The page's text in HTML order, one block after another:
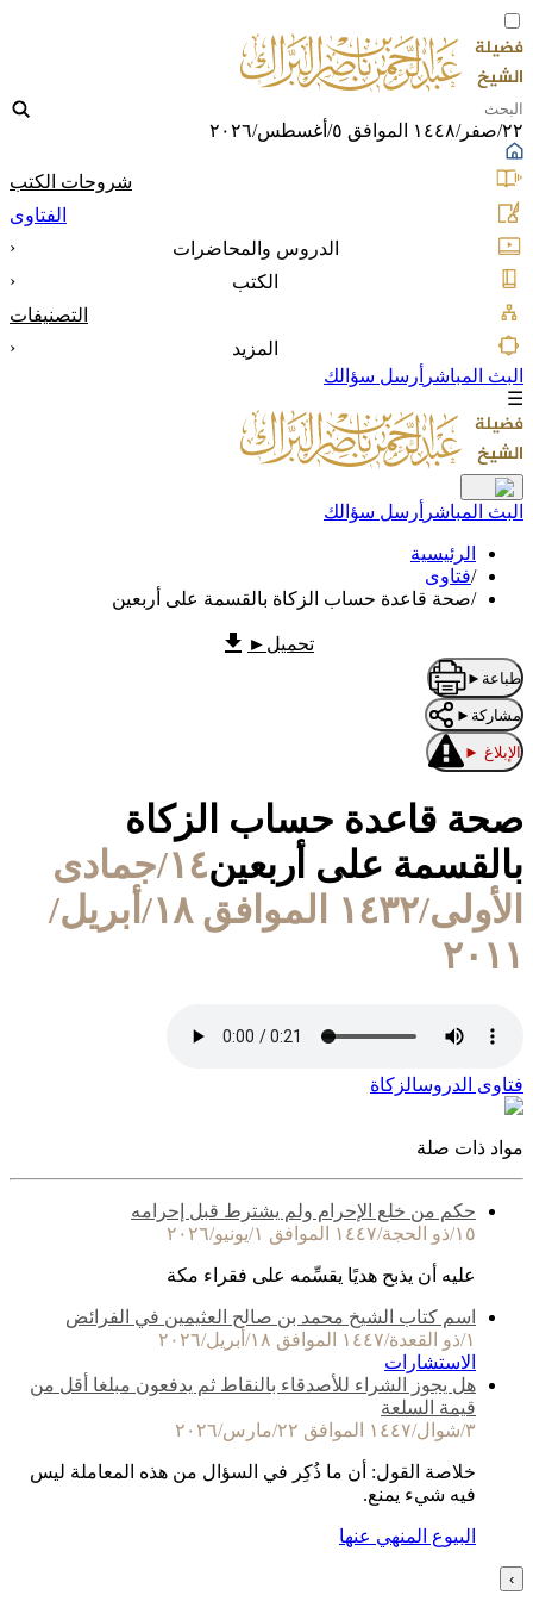
٢٢/صفر/١٤٤٨ الموافق ٥/أغسطس/٢٠٢٦
شروحات الكتب
الفتاوى
الدروس والمحاضرات
‹
الكتب
‹
التصنيفات
المزيد
‹
البث المباشر أرسل سؤالك
☰
البث المباشر أرسل سؤالك
الرئيسية
/فتاوى
/صحة قاعدة حساب الزكاة بالقسمة على أربعين
تحميل ►
طباعة ►
مشاركة ►
الإبلاغ ►
صحة قاعدة حساب الزكاة
بالقسمة على أربعين
١٤/جمادى
الأولى/١٤٣٢ الموافق ١٨/أبريل/
٢٠١١
فتاوى الدروسالزكاة
مواد ذات صلة
حكم من خلع الإحرام ولم يشترط قبل إحرامه
١٥/ذو الحجة/١٤٤٧ الموافق ١/يونيو/٢٠٢٦
عليه أن يذبح هديًا يقسِّمه على فقراء مكة
اسم كتاب الشيخ محمد بن صالح العثيمين في الفرائض
١/ذو القعدة/١٤٤٧ الموافق ١٨/أبريل/٢٠٢٦
الاستشارات
هل يجوز الشراء للأصدقاء بالنقاط ثم يدفعون مبلغا أقل من
قيمة السلعة
٣/شوال/١٤٤٧ الموافق ٢٢/مارس/٢٠٢٦
خلاصة القول: أن ما ذُكِر في السؤال من هذه المعاملة ليس
فيه شيء يمنع.
البيوع المنهي عنها
›